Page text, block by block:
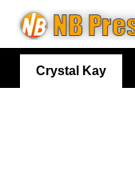
Crystal Kay